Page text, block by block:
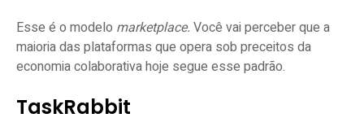
Esse é o modelo marketplace. Você vai perceber que a
maioria das plataformas que opera sob preceitos da
economia colaborativa hoje segue esse padrão.
TaskRabbit